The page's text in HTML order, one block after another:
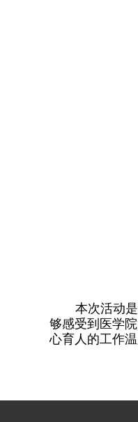
本次活动
够感受到医学
心育人的工作